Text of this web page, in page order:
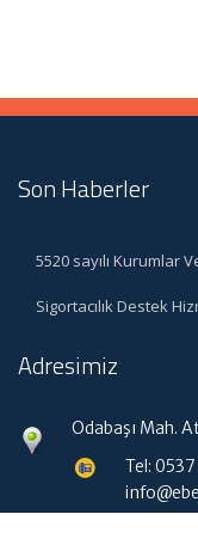
Son Haberler
5520 sayılı Kurumlar
Sigortacılık Destek
Adresimiz
Odabaşı Mah.
Tel: